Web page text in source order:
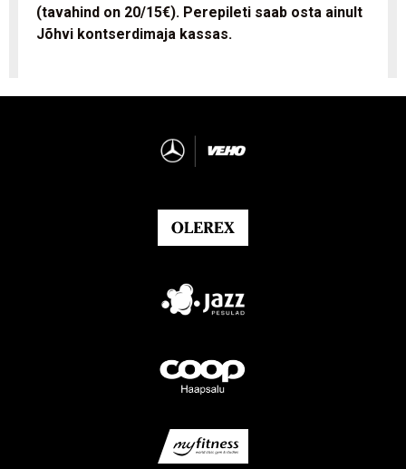
(tavahind on 20/15€). Perepileti saab osta ainult
Jõhvi kontserdimaja kassas.